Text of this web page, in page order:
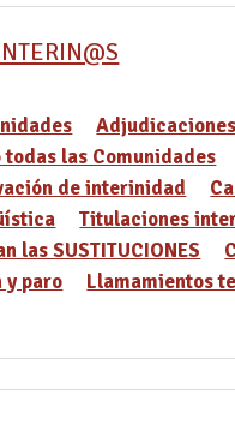
Adjudicaciones
las Comunidades
de interinidad
Titulaciones
las SUSTITUCIONES
y paro
Llamamientos